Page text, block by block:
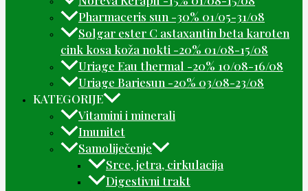
Pharmaceris sun -30% 01/05-31/08
Solgar ester C astaxantin beta karoten
cink kosa koža nokti -20% 01/08-15/08
Uriage Eau thermal -20% 10/08-16/08
Uriage Bariesun -20% 03/08-23/08
KATEGORIJE
Vitamini i minerali
Imunitet
Samoliječenje
Srce, jetra, cirkulacija
Digestivni trakt